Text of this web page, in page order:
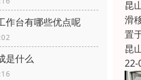
作台有哪些优点呢
是什么
昆
滑
置
昆
22-